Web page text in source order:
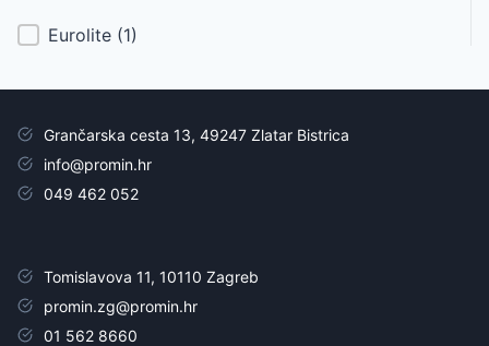
BrandEurolite (1)
Grančarska cesta 13, 49247 Zlatar Bistrica
info@promin.hr
049 462 052
Tomislavova 11, 10110 Zagreb
promin.zg@promin.hr
01 562 8660